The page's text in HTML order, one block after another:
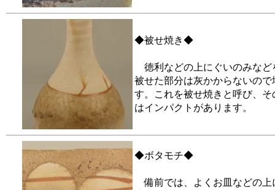
◆被せ焼き◆
徳利などの上にぐいのみなど
被せた部分は灰かからないので
す。これを被せ焼きと呼び、
はインパクトがあります。
◆ボタモチ◆
備前では、よくお皿などの上